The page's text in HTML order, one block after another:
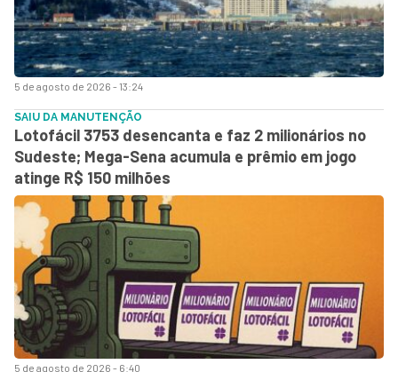
5 de agosto de 2026 - 13:24
5 de agosto de 2026 - 6:40
SAIU DA MANUTENÇÃO
Lotofácil 3753 desencanta e faz 2 milionários no
Sudeste; Mega-Sena acumula e prêmio em jogo
atinge R$ 150 milhões